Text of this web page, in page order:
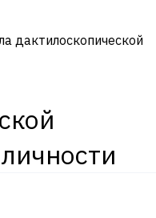
дактилоскопической